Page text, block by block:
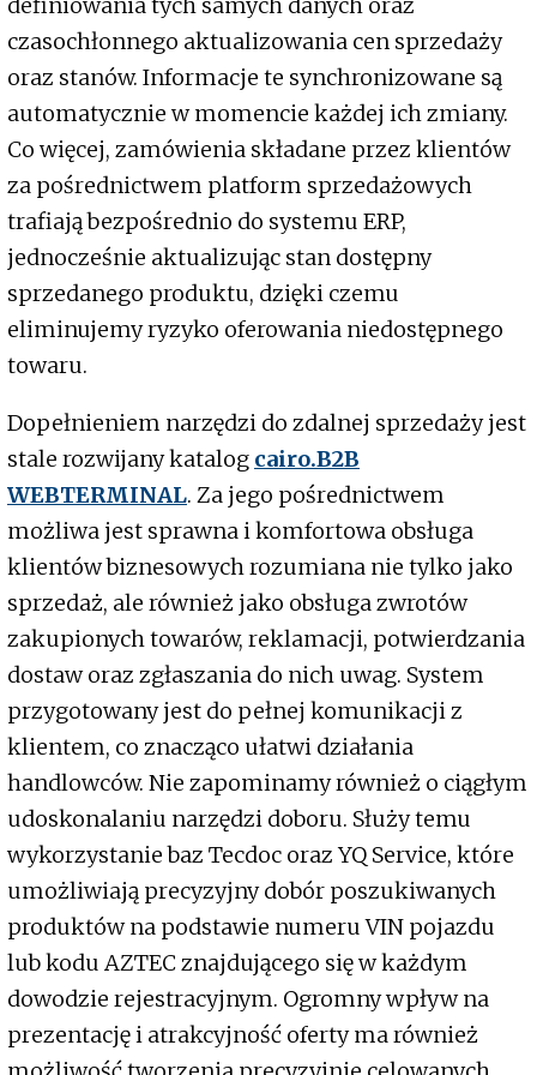
czasochłonnego aktualizowania cen sprzedaży
oraz stanów. Informacje te synchronizowane są
automatycznie w momencie każdej ich zmiany.
Co więcej, zamówienia składane przez klientów
za pośrednictwem platform sprzedażowych
trafiają bezpośrednio do systemu ERP,
jednocześnie aktualizując stan dostępny
sprzedanego produktu, dzięki czemu
eliminujemy ryzyko oferowania niedostępnego
towaru.
Dopełnieniem narzędzi do zdalnej sprzedaży jest
stale rozwijany katalog cairo.B2B
WEBTERMINAL. Za jego pośrednictwem
możliwa jest sprawna i komfortowa obsługa
klientów biznesowych rozumiana nie tylko jako
sprzedaż, ale również jako obsługa zwrotów
zakupionych towarów, reklamacji, potwierdzania
dostaw oraz zgłaszania do nich uwag. System
przygotowany jest do pełnej komunikacji z
klientem, co znacząco ułatwi działania
handlowców. Nie zapominamy również o ciągłym
udoskonalaniu narzędzi doboru. Służy temu
wykorzystanie baz Tecdoc oraz YQ Service, które
umożliwiają precyzyjny dobór poszukiwanych
produktów na podstawie numeru VIN pojazdu
lub kodu AZTEC znajdującego się w każdym
dowodzie rejestracyjnym. Ogromny wpływ na
prezentację i atrakcyjność oferty ma również